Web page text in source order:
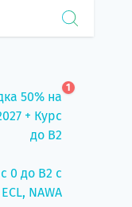
50% на
+ Курс
до B2
1
0 до B2 с
NAWA